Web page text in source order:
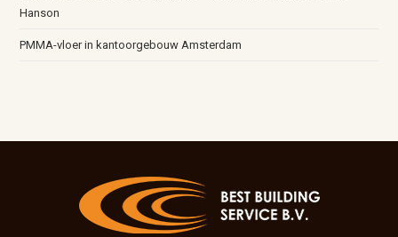
Hanson
PMMA-vloer in kantoorgebouw Amsterdam